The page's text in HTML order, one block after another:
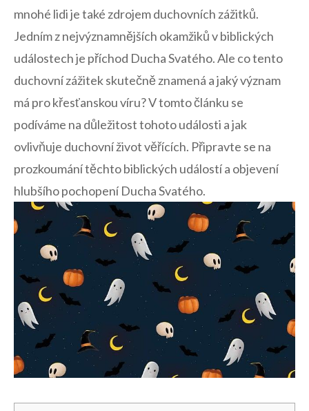
mnohé lidi je také zdrojem ⁣duchovních zážitků.
Jedním z nejvýznamnějších okamžiků v biblických
událostech je příchod Ducha ​Svatého. Ale co tento
duchovní zážitek skutečně⁣ znamená a jaký ‌význam
má pro křesťanskou víru? V tomto článku se
podíváme ​na důležitost tohoto ⁤události a jak
ovlivňuje duchovní život věřících. Připravte se na
prozkoumání těchto biblických událostí a objevení
hlubšího pochopení Ducha ‍Svatého.